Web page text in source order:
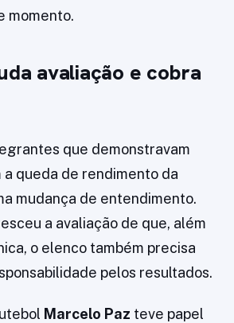
momento.
avaliação e cobra
que demonstravam
queda de rendimento da
mudança de entendimento.
a avaliação de que, além
o elenco também precisa
pelos resultados.
Marcelo Paz teve papel